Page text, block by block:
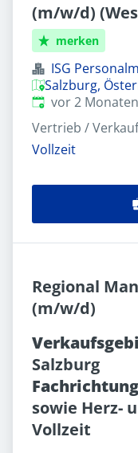
(m/w/d)
merken
ISG
Salzburg,
Veröffentlicht:
vor 2 Monaten
Vertrieb / Verkauf
Vollzeit
Regional
(m/w/d)
Salzburg
sowie Herz-
Vollzeit